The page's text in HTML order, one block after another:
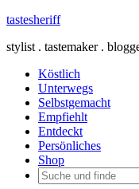
tastesheriff
stylist . tastemaker .
Köstlich
Unterwegs
Selbstgemacht
Empfiehlt
Entdeckt
Persönliches
Shop